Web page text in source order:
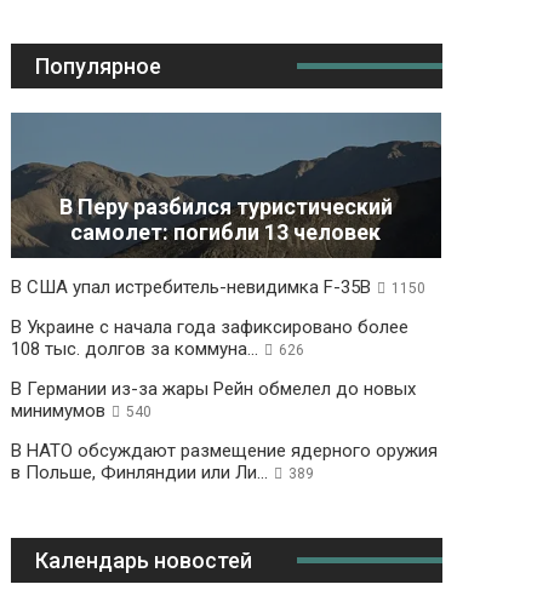
Популярное
В Перу разбился туристический
самолет: погибли 13 человек
В США упал истребитель-невидимка F-35B 1150
В Украине с начала года зафиксировано более
108 тыс. долгов за коммуна...
626
В Германии из-за жары Рейн обмелел до новых
минимумов
540
В НАТО обсуждают размещение ядерного оружия
в Польше, Финляндии или Ли...
389
Календарь новостей